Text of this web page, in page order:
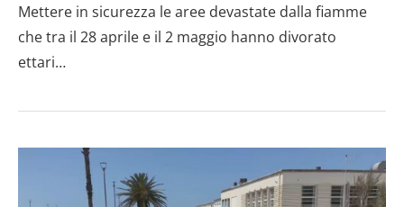
Mettere in sicurezza le aree devastate dalla fiamme
che tra il 28 aprile e il 2 maggio hanno divorato
ettari…